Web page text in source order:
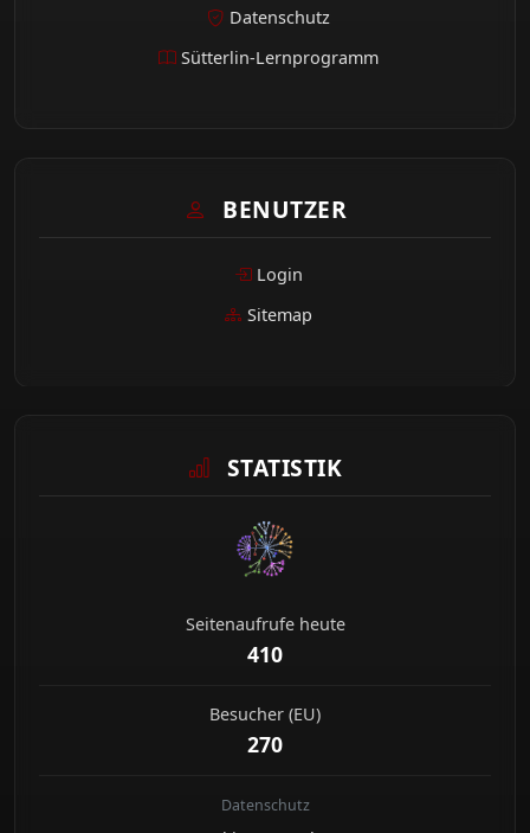
Datenschutz
Sütterlin-Lernprogramm
BENUTZER
Login
Sitemap
STATISTIK
Seitenaufrufe heute
410
Besucher (EU)
270
Datenschutz